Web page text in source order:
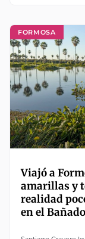
FORMOSA
Viajó a
amarillas y
realidad
en el